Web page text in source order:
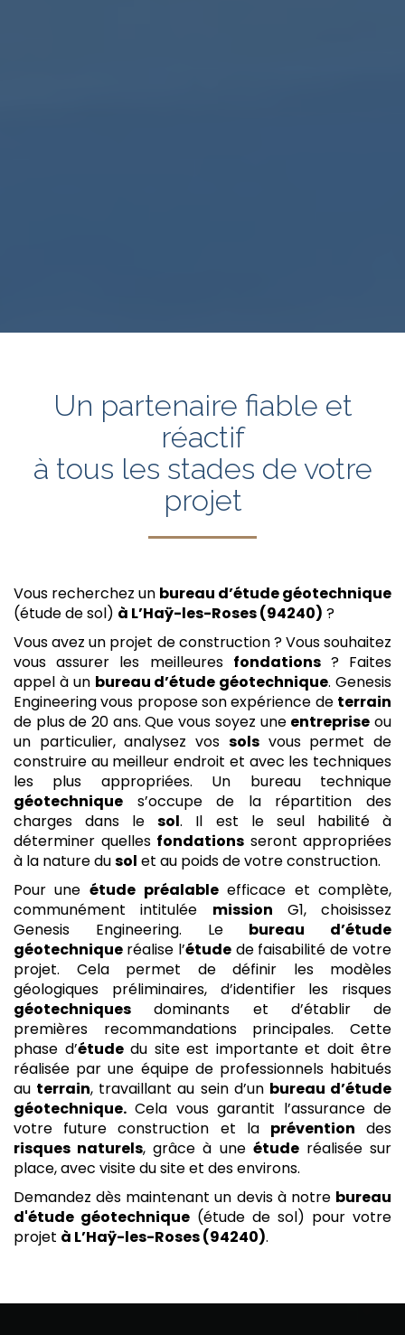
Un partenaire fiable et
réactif
à tous les stades de votre
projet
Vous recherchez un bureau d’étude géotechnique
(étude de sol) à L’Haÿ-les-Roses (94240) ?
Vous avez un projet de construction ? Vous souhaitez
vous assurer les meilleures fondations? Faites
appel à un bureau d’étude géotechnique. Genesis
Engineering vous propose son expérience de terrain
de plus de 20 ans. Que vous soyez une entreprise ou
un particulier, analysez vos solsvous permet de
construire au meilleur endroit et avec les techniques
les plus appropriées. Un bureau technique
géotechnique s’occupe de la répartition des
charges dans lesol. Il est le seul habilité à
déterminer quelles fondations seront appropriées
à la nature dusol et au poids de votre construction.
Pour une étude préalable efficace et complète,
communément intitulée mission G1, choisissez
Genesis Engineering. Le bureau d’étude
géotechnique réalise l’étudede faisabilité de votre
projet. Cela permet de définir les modèles
géologiques préliminaires, d’identifier les risques
géotechniques dominants et d’établir de
premières recommandations principales. Cette
phase d’étudedu site est importante et doit être
réalisée par une équipe de professionnels habitués
au terrain, travaillant au sein d’un bureau d’étude
géotechnique. Cela vous garantit l’assurance de
votre future construction et la prévention des
risques naturels, grâce à une étuderéalisée sur
place, avec visite du site et des environs.
Demandez dès maintenant un devis à notre bureau
d'étude géotechnique (étude de sol) pour votre
projet à L’Haÿ-les-Roses (94240).